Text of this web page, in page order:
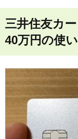
三井住友カ
40万円の使